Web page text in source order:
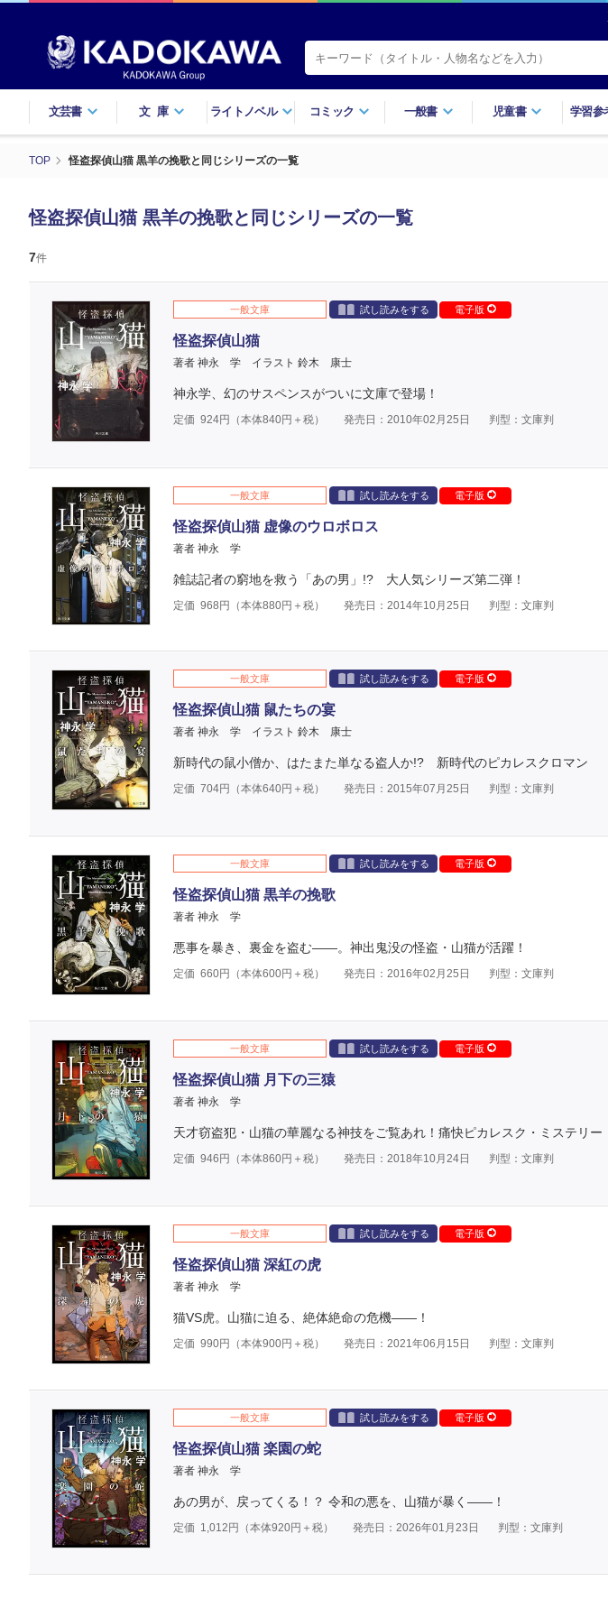
文芸書 文庫 ライトノベル コミック 一般書 児童書 学習参
TOP 怪盗探偵山猫 黒羊の挽歌と同じシリーズの一覧
怪盗探偵山猫 黒羊の挽歌と同じシリーズの一覧
7件
一般文庫 試し読みをする 電子版
怪盗探偵山猫
著者 神永 学 イラスト 鈴木 康士
神永学、幻のサスペンスがついに文庫で登場！
定価 924円（本体840円＋税） 発売日：2010年02月25日 判型：文庫判
一般文庫 試し読みをする 電子版
怪盗探偵山猫 虚像のウロボロス
著者 神永 学
雑誌記者の窮地を救う「あの男」!? 大人気シリーズ第二弾！
定価 968 円（本体880円＋税） 発売日：2014年10月25日 判型：文庫判
一般文庫 試し読みをする 電子版
怪盗探偵山猫 鼠たちの宴
著者 神永 学 イラスト 鈴木 康士
新時代の鼠小僧か、はたまた単なる盗人か!? 新時代のピカレスクロマン
定価 704円（本体640円＋税） 発売日：2015年07月25日 判型：文庫判
一般文庫 試し読みをする 電子版
怪盗探偵山猫 黒羊の挽歌
著者 神永 学
悪事を暴き、裏金を盗む――。神出鬼没の怪盗・山猫が活躍！
定価 660円（本体600円＋税） 発売日：2016年02月25日 判型：文庫判
一般文庫 試し読みをする 電子版
怪盗探偵山猫 月下の三猿
著者 神永 学
天才窃盗犯・山猫の華麗なる神技をご覧あれ！痛快ピカレスク・ミステリー
定価 946 円（本体860円＋税） 発売日：2018年10月24日 判型：文庫判
一般文庫 試し読みをする 電子版
怪盗探偵山猫 深紅の虎
著者 神永 学
猫VS虎。山猫に迫る、絶体絶命の危機――！
定価 990円（本体900円＋税） 発売日：2021年06月15日 判型：文庫判
一般文庫 試し読みをする 電子版
怪盗探偵山猫 楽園の蛇
著者 神永 学
あの男が、戻ってくる！？ 令和の悪を、山猫が暴く――！
定価 1,012 円（本体920円＋税） 発売日：2026年01月23日 判型：文庫判